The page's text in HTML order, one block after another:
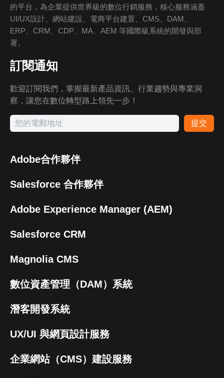
的平台，為企業提供世界級的數位行銷服務，核心服務涵蓋
UI/UX設計、網站建設、電商平台建置、CMS、DAM、
ERP、CRM、CDP、MA、AEM 等國際級系統的開發與部
署。
訂閱通知
歡迎訂閱我們，掌握最新產品資訊、行業趨勢與專業洞
察，讓您在數位轉型路上領先一步！
提交
Adobe合作夥伴
Salesforce 合作夥伴
Adobe Experience Manager (AEM)
Salesforce CRM
Magnolia CMS
數位資產管理（DAM）系統
潛客開發系統
UX/UI 與網頁設計服務
企業網站（CMS）建設服務